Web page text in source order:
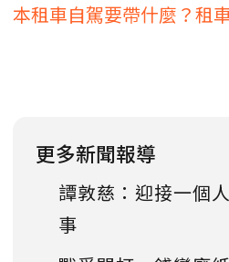
本租車自駕要帶什麼？租
更多新聞報導
譚敦慈：迎接一個
事